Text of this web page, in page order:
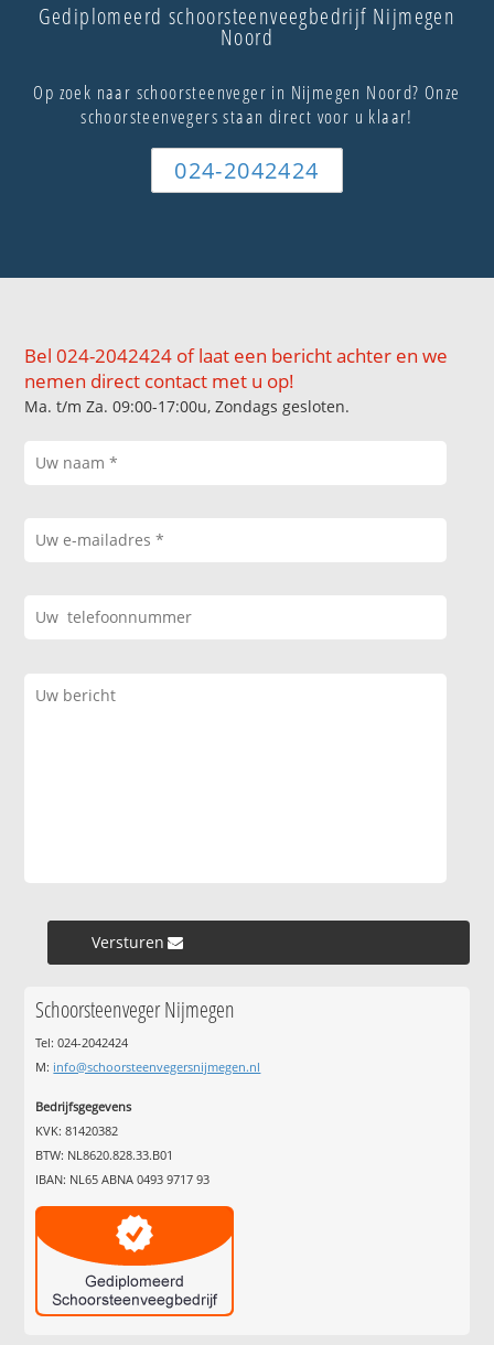
Gediplomeerd schoorsteenveegbedrijf Nijmegen
Noord
Op zoek naar schoorsteenveger in Nijmegen Noord? Onze
schoorsteenvegers staan direct voor u klaar!
024-2042424
Bel 024-2042424 of laat een bericht achter en we
nemen direct contact met u op!
Ma. t/m Za. 09:00-17:00u, Zondags gesloten.
Versturen »
Schoorsteenveger Nijmegen
Tel: 024-2042424
M: info@schoorsteenvegersnijmegen.nl
Bedrijfsgegevens
KVK: 81420382
BTW: NL8620.828.33.B01
IBAN: NL65 ABNA 0493 9717 93